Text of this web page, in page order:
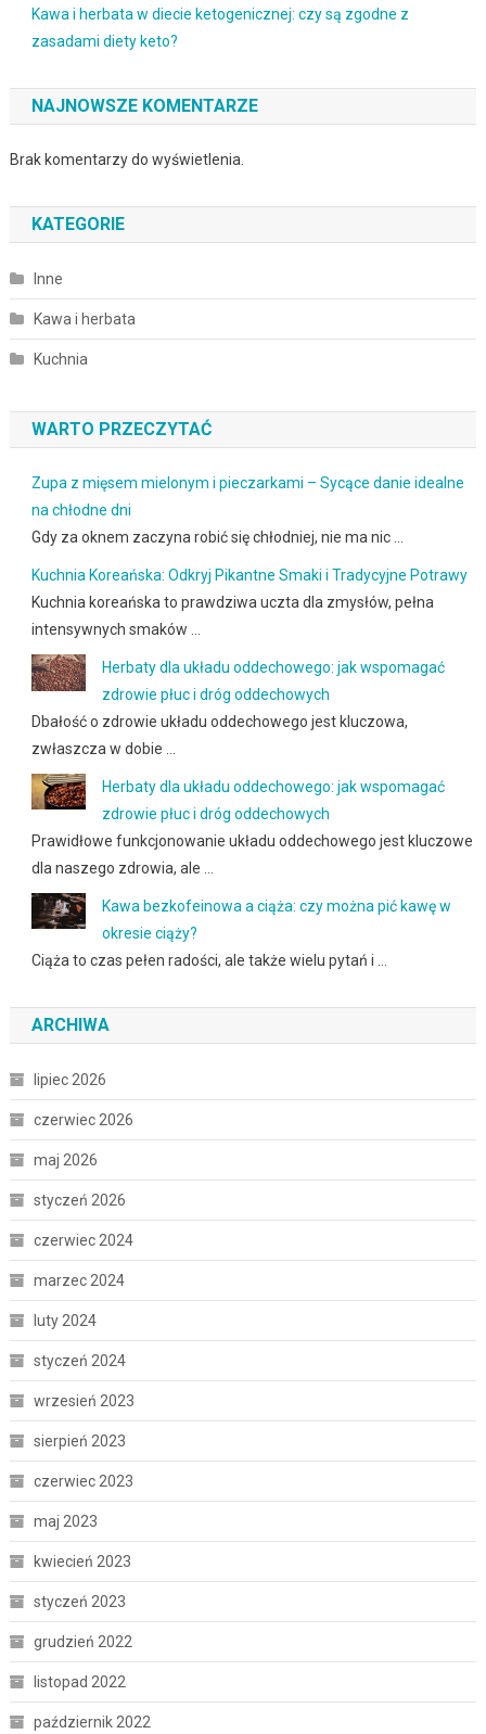
Kawa i herbata w diecie ketogenicznej: czy są zgodne z
zasadami diety keto?
NAJNOWSZE KOMENTARZE
Brak komentarzy do wyświetlenia.
KATEGORIE
Inne
Kawa i herbata
Kuchnia
WARTO PRZECZYTAĆ
Zupa z mięsem mielonym i pieczarkami – Sycące danie idealne
na chłodne dni
Gdy za oknem zaczyna robić się chłodniej, nie ma nic …
Kuchnia Koreańska: Odkryj Pikantne Smaki i Tradycyjne Potrawy
Kuchnia koreańska to prawdziwa uczta dla zmysłów, pełna
intensywnych smaków …
Herbaty dla układu oddechowego: jak wspomagać
zdrowie płuc i dróg oddechowych
Dbałość o zdrowie układu oddechowego jest kluczowa,
zwłaszcza w dobie …
Herbaty dla układu oddechowego: jak wspomagać
zdrowie płuc i dróg oddechowych
Prawidłowe funkcjonowanie układu oddechowego jest kluczowe
dla naszego zdrowia, ale …
Kawa bezkofeinowa a ciąża: czy można pić kawę w
okresie ciąży?
Ciąża to czas pełen radości, ale także wielu pytań i …
ARCHIWA
lipiec 2026
czerwiec 2026
maj 2026
styczeń 2026
czerwiec 2024
marzec 2024
luty 2024
styczeń 2024
wrzesień 2023
sierpień 2023
czerwiec 2023
maj 2023
kwiecień 2023
styczeń 2023
grudzień 2022
listopad 2022
październik 2022